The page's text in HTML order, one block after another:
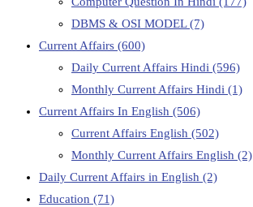
DBMS & OSI MODEL(7)
Current Affairs (600)
Daily Current Affairs Hindi (596)
Monthly Current Affairs Hindi (1)
Current Affairs In English (506)
Current Affairs English (502)
Monthly Current Affairs English (2)
Daily Current Affairs in English (2)
Education (71)